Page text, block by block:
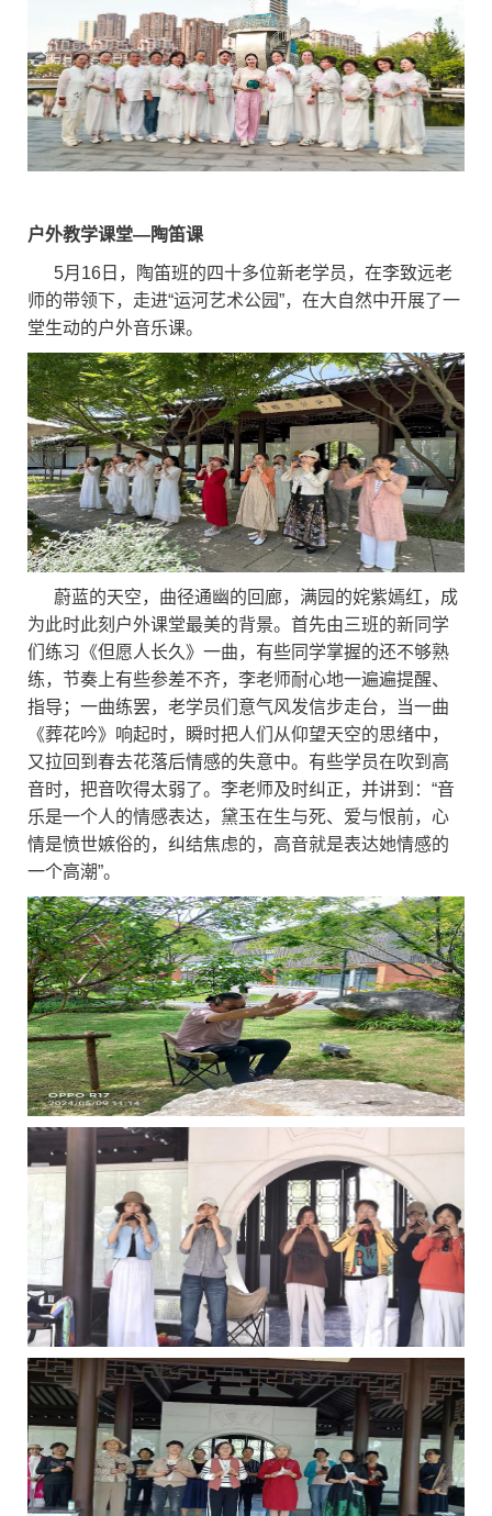
户外教学课堂—陶笛课
5月16日，陶笛班的四十多位新老学员，在李致远老
师的带领下，走进“运河艺术公园”，在大自然中开展了一
堂生动的户外音乐课。
蔚蓝的天空，曲径通幽的回廊，满园的姹紫嫣红，成
为此时此刻户外课堂最美的背景。首先由三班的新同学
们练习《但愿人长久》一曲，有些同学掌握的还不够熟
练，节奏上有些参差不齐，李老师耐心地一遍遍提醒、
指导；一曲练罢，老学员们意气风发信步走台，当一曲
《葬花吟》响起时，瞬时把人们从仰望天空的思绪中，
又拉回到春去花落后情感的失意中。有些学员在吹到高
音时，把音吹得太弱了。李老师及时纠正，并讲到：“音
乐是一个人的情感表达，黛玉在生与死、爱与恨前，心
情是愤世嫉俗的，纠结焦虑的，高音就是表达她情感的
一个高潮”。